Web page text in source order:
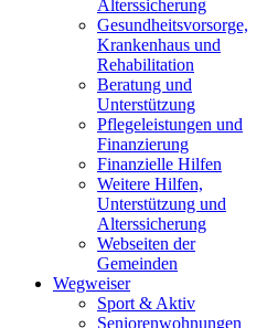
Alterssicherung
Gesundheitsvorsorge,
Krankenhaus und
Rehabilitation
Beratung und
Unterstützung
Pflegeleistungen und
Finanzierung
Finanzielle Hilfen
Weitere Hilfen,
Unterstützung und
Alterssicherung
Webseiten der
Gemeinden
Wegweiser
Sport & Aktiv
Seniorenwohnungen